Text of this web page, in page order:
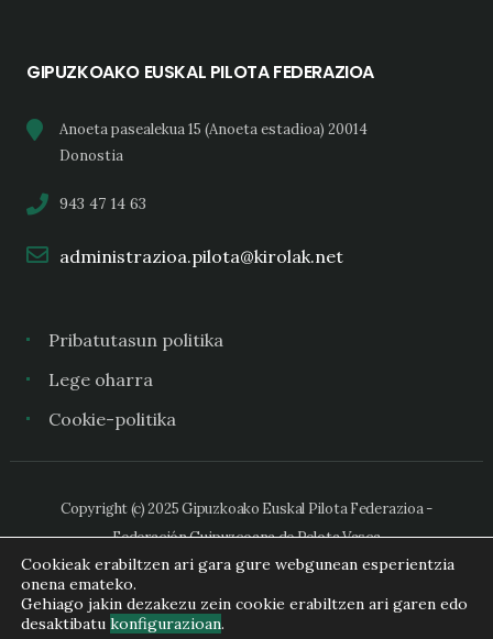
GIPUZKOAKO EUSKAL PILOTA FEDERAZIOA
Anoeta pasealekua 15 (Anoeta estadioa) 20014
Donostia
943 47 14 63
administrazioa.pilota@kirolak.net
Pribatutasun politika
Lege oharra
Cookie-politika
Copyright (c) 2025 Gipuzkoako Euskal Pilota Federazioa -
Federación Guipuzcoana de Pelota Vasca
Cookieak erabiltzen ari gara gure webgunean esperientzia
onena emateko.
Gehiago jakin dezakezu zein cookie erabiltzen ari garen edo
desaktibatu konfigurazioan.